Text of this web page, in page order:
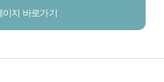
지 바로가기